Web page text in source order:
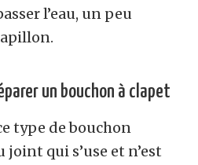
l’eau, un peu
un bouchon à clapet
type de bouchon
qui s’use et n’est